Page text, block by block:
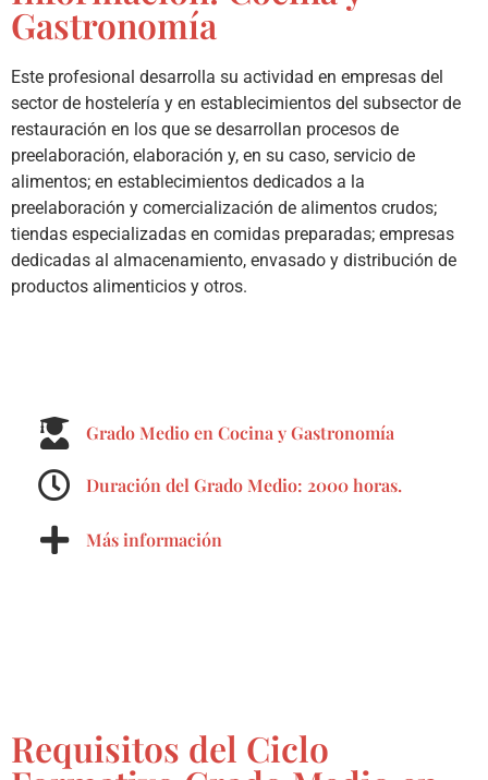
Gastronomía
Este profesional desarrolla su actividad en empresas del
sector de hostelería y en establecimientos del subsector de
restauración en los que se desarrollan procesos de
preelaboración, elaboración y, en su caso, servicio de
alimentos; en establecimientos dedicados a la
preelaboración y comercialización de alimentos crudos;
tiendas especializadas en comidas preparadas; empresas
dedicadas al almacenamiento, envasado y distribución de
productos alimenticios y otros.
Grado Medio en Cocina y Gastronomía
Duración del Grado Medio: 2000 horas.
Más información
Requisitos del Ciclo